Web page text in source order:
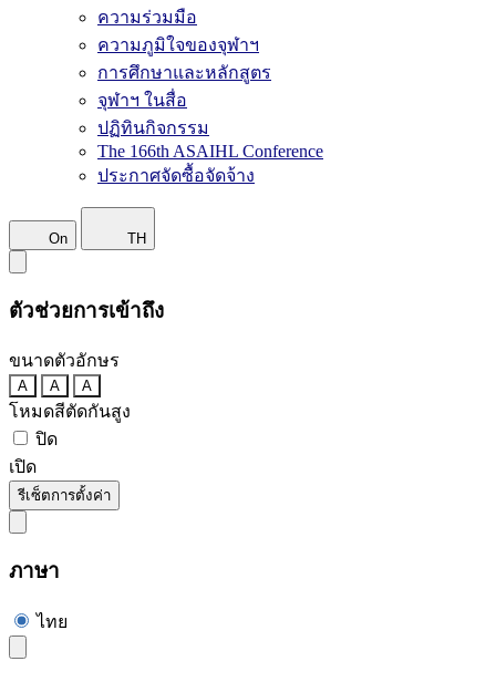
ความร่วมมือ
ความภูมิใจของจุฬาฯ
การศึกษาและหลักสูตร
จุฬาฯ ในสื่อ
ปฏิทินกิจกรรม
The 166th ASAIHL Conference
ประกาศจัดซื้อจัดจ้าง
On TH
ตัวช่วยการเข้าถึง
ขนาดตัวอักษร
A A A
โหมดสีตัดกันสูง
ปิด
เปิด
รีเซ็ตการตั้งค่า
ภาษา
ไทย